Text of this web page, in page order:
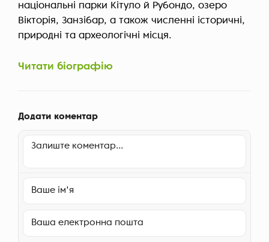
національні парки Кітуло й Рубондо, озеро
Вікторія, Занзібар, а також численні історичні,
природні та археологічні місця.
Читати біографію
Додати коментар